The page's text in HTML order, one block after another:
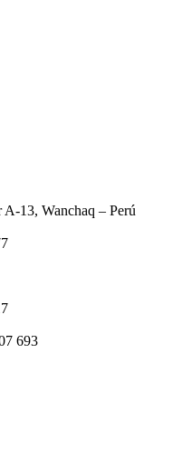
13, Wanchaq – Perú
693